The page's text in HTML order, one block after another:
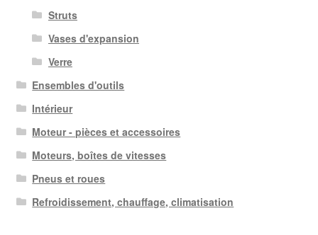
Struts
Vases d'expansion
Verre
Ensembles d'outils
Intérieur
Moteur - pièces et accessoires
Moteurs, boîtes de vitesses
Pneus et roues
Refroidissement, chauffage, climatisation